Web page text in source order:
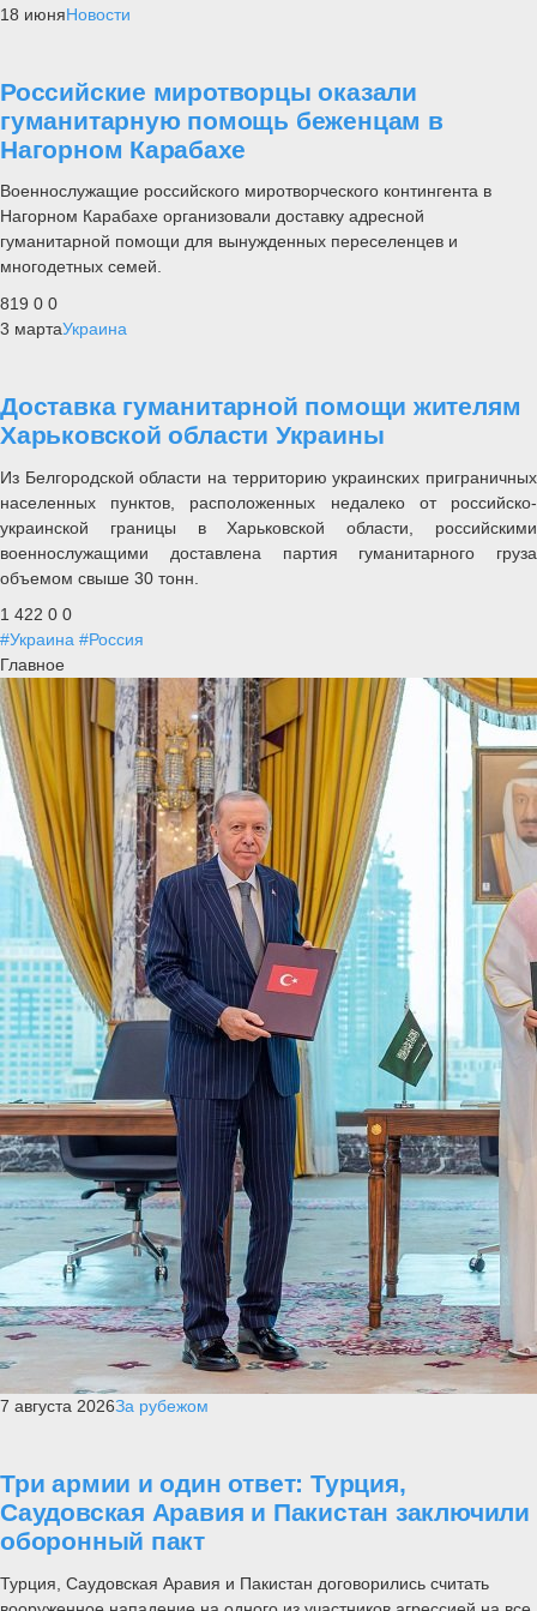
18 июняНовости
Российские миротворцы оказали
гуманитарную помощь беженцам в
Нагорном Карабахе
Военнослужащие российского миротворческого контингента в
Нагорном Карабахе организовали доставку адресной
гуманитарной помощи для вынужденных переселенцев и
многодетных семей.
819 0 0
3 мартаУкраина
Доставка гуманитарной помощи жителям
Харьковской области Украины
Из Белгородской области на территорию украинских приграничных
населенных пунктов, расположенных недалеко от российско-
украинской границы в Харьковской области, российскими
военнослужащими доставлена партия гуманитарного груза
объемом свыше 30 тонн.
1 422 0 0
#Украина #Россия
Главное
7 августа 2026За рубежом
Три армии и один ответ: Турция,
Саудовская Аравия и Пакистан заключили
оборонный пакт
Турция, Саудовская Аравия и Пакистан договорились считать